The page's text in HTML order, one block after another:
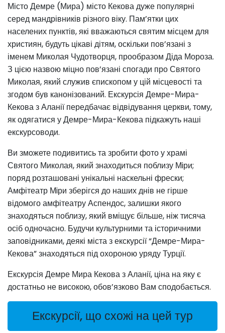
Місто Демре (Мира) місто Кекова дуже популярні
серед мандрівників різного віку. Пам’ятки цих
населених пунктів, які вважаються святим місцем для
християн, будуть цікаві дітям, оскільки пов’язані з
іменем Миколая Чудотворця, прообразом Діда Мороза.
З цією назвою міцно пов’язані спогади про Святого
Миколая, який служив єпископом у цій місцевості та
згодом був канонізований. Екскурсія Демре-Мира-
Кекова з Аланії передбачає відвідування церкви, тому,
як одягатися у Демре-Мира-Кекова підкажуть наші
екскурсоводи.
Ви зможете подивитись та зробити фото у храмі
Святого Миколая, який знаходиться поблизу Мiри;
поряд розташовані унікальні наскельні фрески;
Амфітеатр Мiри зберігся до наших днів не гірше
відомого амфітеатру Аспендос, залишки якого
знаходяться поблизу, який вміщує більше, ніж тисяча
осіб одночасно. Будучи культурними та історичними
заповідниками, деякі міста з екскурсії “Демре-Мира-
Кекова” знаходяться під охороною уряду Турції.
Екскурсія Демре Мира Кекова з Аланії, ціна на яку є
достатньо не високою, обов’язково Вам сподобається.
Екскурсії, що схожі на цей тур